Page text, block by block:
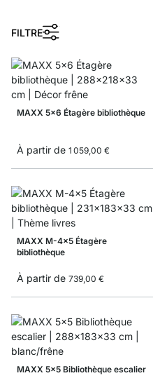
FILTRE
1
MAXX 5x6 Étagère bibliothèque
À partir de 1 059,00 €
MAXX M-4x5 Étagère
bibliothèque
À partir de 739,00 €
MAXX 5x5 Bibliothèque escalier